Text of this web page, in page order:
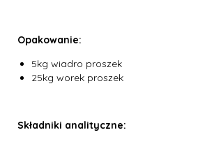
Opakowanie:
5kg wiadro proszek
25kg worek proszek
Składniki analityczne: